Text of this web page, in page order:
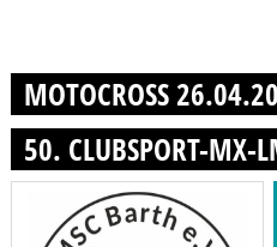
MOTOCROSS